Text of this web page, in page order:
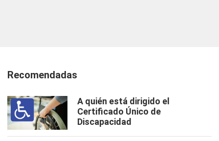
Recomendadas
A quién está dirigido el
Certificado Único de
Discapacidad